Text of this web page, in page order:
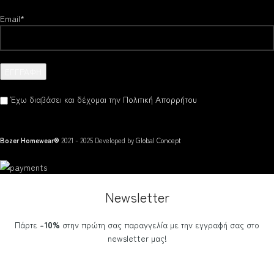
Email*
Έχω διαβάσει και δέχομαι την Πολιτική Απορρήτου
Bozer Homewear® 2021 - 2025 Developed byGlobal Concept
Newsletter
Πάρτε -10% στην πρώτη σας παραγγελία με την εγγραφή σας στο
newsletter μας!